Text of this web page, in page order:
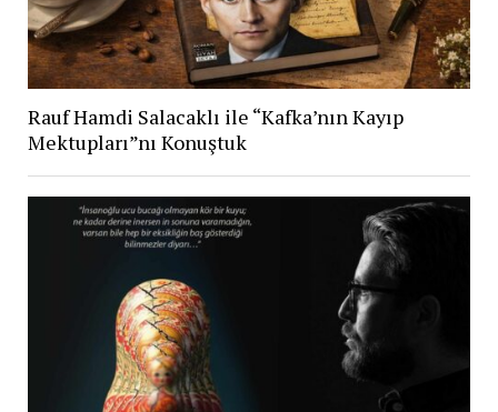
Rauf Hamdi Salacaklı ile “Kafka’nın Kayıp
Mektupları”nı Konuştuk